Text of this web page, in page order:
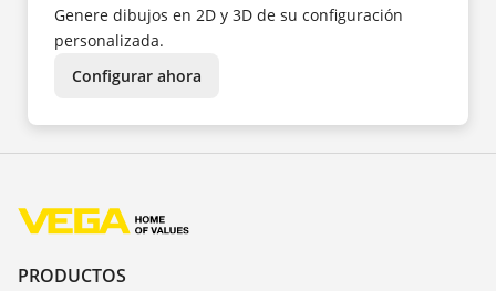
Genere dibujos en 2D y 3D de su configuración
personalizada.
Configurar ahora
PRODUCTOS